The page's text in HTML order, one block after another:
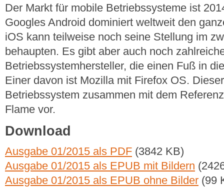
Der Markt für mobile Betriebssysteme ist
Googles Android dominiert weltweit den
iOS kann teilweise noch seine Stellung im
behaupten. Es gibt aber auch noch
Betriebssystemhersteller, die einen Fuß in
Einer davon ist Mozilla mit Firefox OS.
Betriebssystem zusammen mit dem
Flame vor.
Download
Ausgabe 01/2015 als PDF (3842 KB)
Ausgabe 01/2015 als EPUB mit Bildern
Ausgabe 01/2015 als EPUB ohne Bilder (99